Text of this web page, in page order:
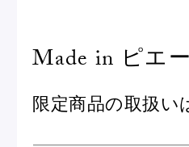
Made in ピエ
限定商品の取扱い